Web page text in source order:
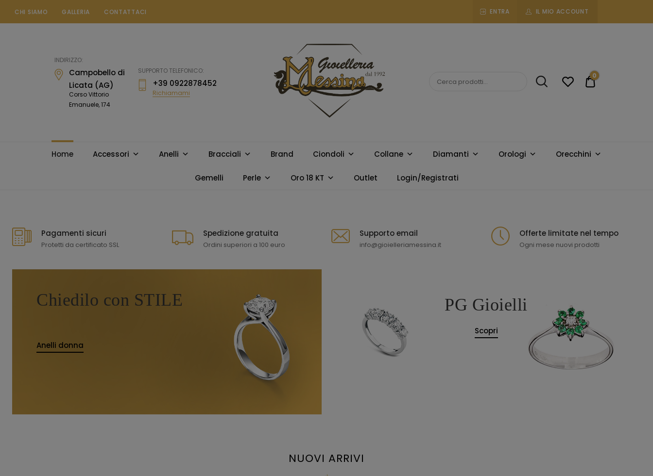
CHI SIAMO GALLERIA CONTATTACI ENTRA IL MIO ACCOUNT
INDIRIZZO:
Campobello di
Licata (AG)
Corso Vittorio
Emanuele, 174
SUPPORTO TELEFONICO:
+39 0922878452
Richiamami
MESSINA
CAMPOBELLO
migliori marchi.
€0.00
0
Home Accessori Anelli Bracciali Brand Ciondoli Collane Diamanti Orologi Orecchini
Gemelli Perle Oro 18 KT Outlet Login/Registrati
Pagamenti sicuri
Protetti da certificato SSL
Spedizione gratuita
Ordini superiori a 100 euro
Supporto email
info@gioielleriamessina.it
Offerte limitate nel tempo
Ogni mese nuovi prodotti
Chiedilo con STILE
Anelli donna
PG Gioielli
Scopri
NUOVI ARRIVI